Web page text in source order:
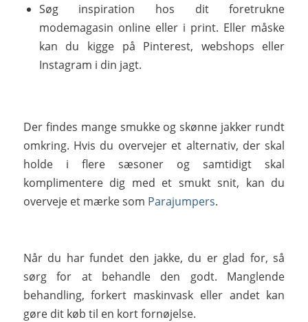
Søg inspiration hos dit foretrukne
modemagasin online eller i print. Eller måske
kan du kigge på Pinterest, webshops eller
Instagram i din jagt.
Der findes mange smukke og skønne jakker rundt
omkring. Hvis du overvejer et alternativ, der skal
holde i flere sæsoner og samtidigt skal
komplimentere dig med et smukt snit, kan du
overveje et mærke som Parajumpers.
Når du har fundet den jakke, du er glad for, så
sørg for at behandle den godt. Manglende
behandling, forkert maskinvask eller andet kan
gøre dit køb til en kort fornøjelse.